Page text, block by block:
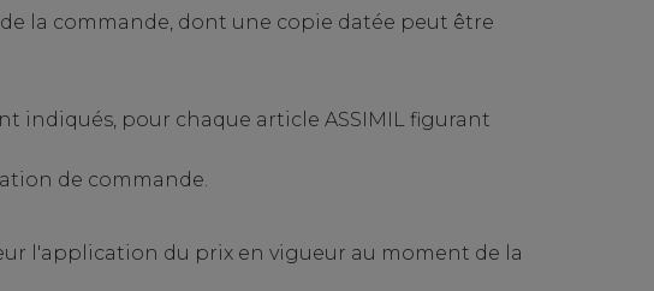
la commande, dont une copie datée peut être
indiqués, pour chaque article ASSIMIL figurant
de commande.
l'application du prix en vigueur au moment de la